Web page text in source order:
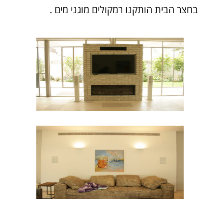
בחצר הבית הותקנו רמקולים מוגני מים .